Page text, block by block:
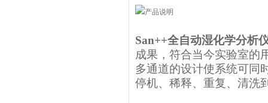
San++全自动湿化学分析
成果，符合当今实验室的
多通道的设计使系统可同
停机、稀释、重复、清洗